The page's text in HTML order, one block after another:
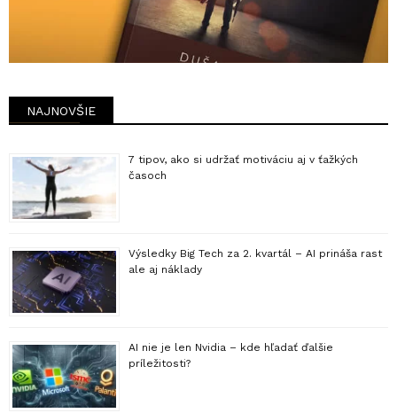
NAJNOVŠIE
7 tipov, ako si udržať motiváciu aj v ťažkých
časoch
Výsledky Big Tech za 2. kvartál – AI prináša rast
ale aj náklady
AI nie je len Nvidia – kde hľadať ďalšie
príležitosti?